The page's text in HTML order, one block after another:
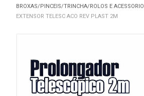
BROXAS/PINCEIS/TRINCHA/ROLOS E ACESSORIO
EXTENSOR TELESC ACO REV PLAST 2M